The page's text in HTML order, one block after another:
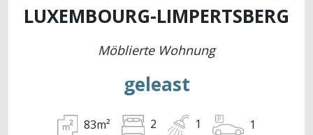
LUXEMBOURG-LIMPERTSBERG
Möblierte Wohnung
geleast
83m² 2 1 1